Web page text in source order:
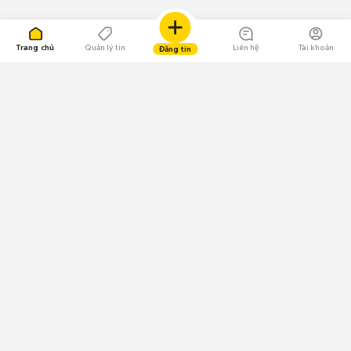
Trang chủ Quản lý tin Đăng tin Liên hệ Tài khoản